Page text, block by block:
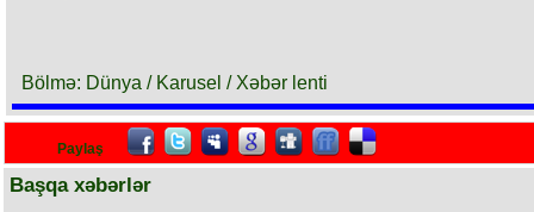
Bölmə: Dünya / Karusel / Xəbər lenti
Paylaş
Başqa xəbərlər